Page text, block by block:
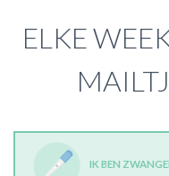
ELKE
IK BEN